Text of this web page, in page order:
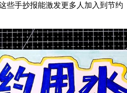
些手抄报能激发更多人加入到节约